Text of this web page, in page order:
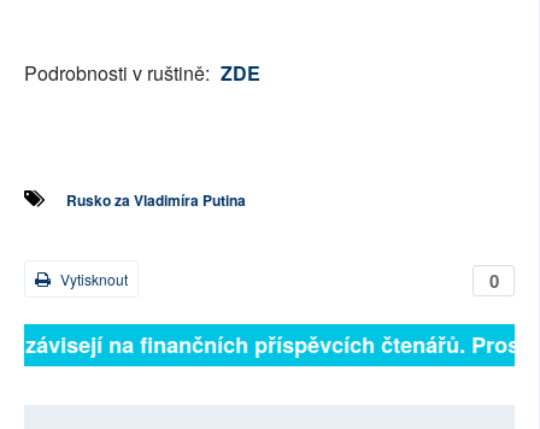
Podrobnosti v ruštině: ZDE
Rusko za Vladimíra Putina
0
Vytisknout
závisejí na finančních příspěvcích čtenářů.